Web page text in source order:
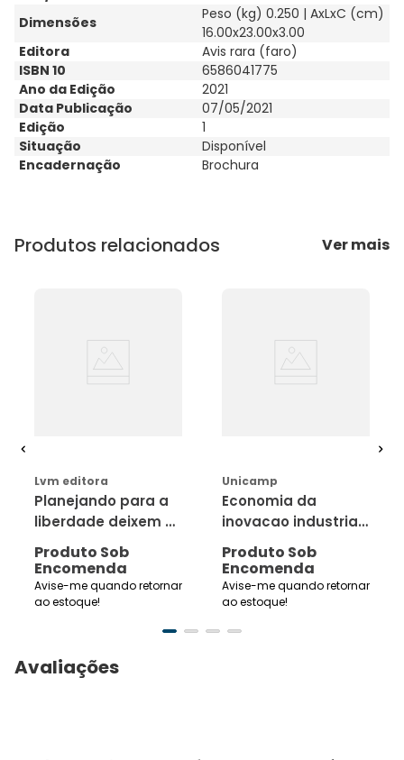
Dimensões
Peso (kg) 0.250 | AxLxC (cm)
16.00x23.00x3.00
Editora
Avis rara (faro)
ISBN 10
6586041775
Ano da Edição
2021
Data Publicação
07/05/2021
Edição
1
Situação
Disponível
Encadernação
Brochura
Produtos relacionados Ver mais
Lvm editora
Planejando para a
liberdade deixem o
mercado funcionar;
uma coleção de
ensaios e discursos
Produto Sob
Encomenda
Avise-me quando retornar
ao estoque!
Unicamp
Economia da
inovacao industrial,
Produto Sob
Encomenda
Avise-me quando retornar
ao estoque!
Avaliações